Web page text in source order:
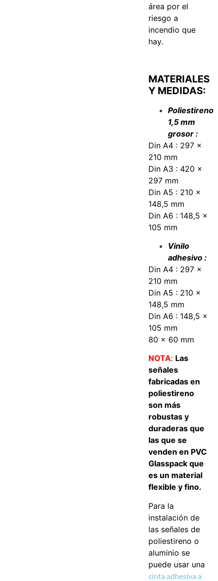
área por el
riesgo a
incendio que
hay.
MATERIALES
Y MEDIDAS:
Poliestireno
1,5 mm
grosor :
Din A4 : 297 x
210 mm
Din A3 : 420 x
297 mm
Din A5 : 210 x
148,5 mm
Din A6 : 148,5 x
105 mm
Vinilo
adhesivo :
Din A4 : 297 x
210 mm
Din A5 : 210 x
148,5 mm
Din A6 : 148,5 x
105 mm
80 x 60 mm
NOTA: Las
señales
fabricadas en
poliestireno
son más
robustas y
duraderas que
las que se
venden en PVC
Glasspack que
es un material
flexible y fino.
Para la
instalación de
las señales de
poliestireno o
aluminio se
puede usar una
cinta adhesiva a